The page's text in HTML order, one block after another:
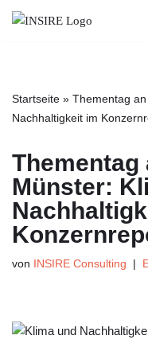
Startseite » Thementag
Nachhaltigkeit im
Thementag
Münster:
von INSIRE Consulting